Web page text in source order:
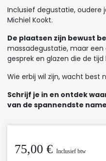
Inclusief degustatie, oudere
Michiel Kookt.
De plaatsen zijn bewust
massadegustatie, maar
gesprek en glazen die de tijd
Wie erbij wil zijn, wacht best
Schrijf je in en ontdek
van de spannendste
75,00 € Inclusief btw